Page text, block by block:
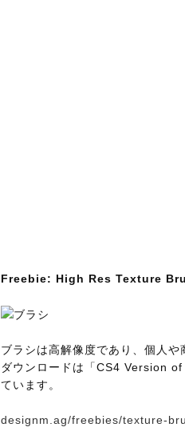
Freebie: High Res Texture
ブラシは高解像度であり、個人や
ダウンロードは「CS4 Version
ています。
designm.ag/freebies/texture-